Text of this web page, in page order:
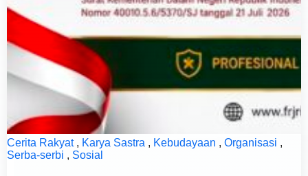
Cerita Rakyat, Karya Sastra , Kebudayaan , Organisasi ,
Serba-serbi , Sosial